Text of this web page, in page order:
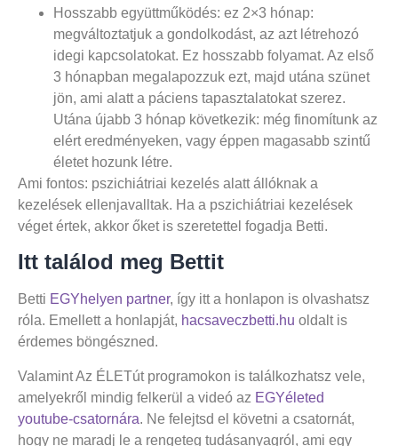
Hosszabb együttműködés: ez 2×3 hónap:
megváltoztatjuk a gondolkodást, az azt létrehozó
idegi kapcsolatokat. Ez hosszabb folyamat. Az első
3 hónapban megalapozzuk ezt, majd utána szünet
jön, ami alatt a páciens tapasztalatokat szerez.
Utána újabb 3 hónap következik: még finomítunk az
elért eredményeken, vagy éppen magasabb szintű
életet hozunk létre.
Ami fontos: pszichiátriai kezelés alatt állóknak a
kezelések ellenjavalltak. Ha a pszichiátriai kezelések
véget értek, akkor őket is szeretettel fogadja Betti.
Itt találod meg Bettit
Betti EGYhelyen partner, így itt a honlapon is olvashatsz
róla. Emellett a honlapját, hacsaveczbetti.hu oldalt is
érdemes böngészned.
Valamint Az ÉLETút programokon is találkozhatsz vele,
amelyekről mindig felkerül a videó az EGYéleted
youtube-csatornára. Ne felejtsd el követni a csatornát,
hogy ne maradj le a rengeteg tudásanyagról, ami egy